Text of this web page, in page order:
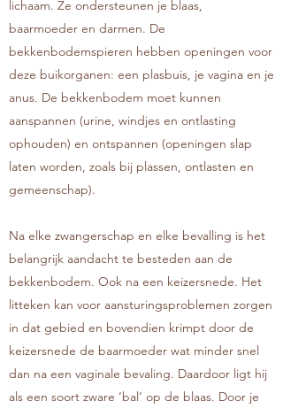
lichaam. Ze ondersteunen je blaas,
baarmoeder en darmen. De
bekkenbodemspieren hebben openingen voor
deze buikorganen: een plasbuis, je vagina en je
anus. De bekkenbodem moet kunnen
aanspannen (urine, windjes en ontlasting
ophouden) en ontspannen (openingen slap
laten worden, zoals bij plassen, ontlasten en
gemeenschap).
Na elke zwangerschap en elke bevalling is het
belangrijk aandacht te besteden aan de
bekkenbodem. Ook na een keizersnede. Het
litteken kan voor aansturingsproblemen zorgen
in dat gebied en bovendien krimpt door de
keizersnede de baarmoeder wat minder snel
dan na een vaginale bevaling. Daardoor ligt hij
als een soort zware ‘bal’ op de blaas. Door je